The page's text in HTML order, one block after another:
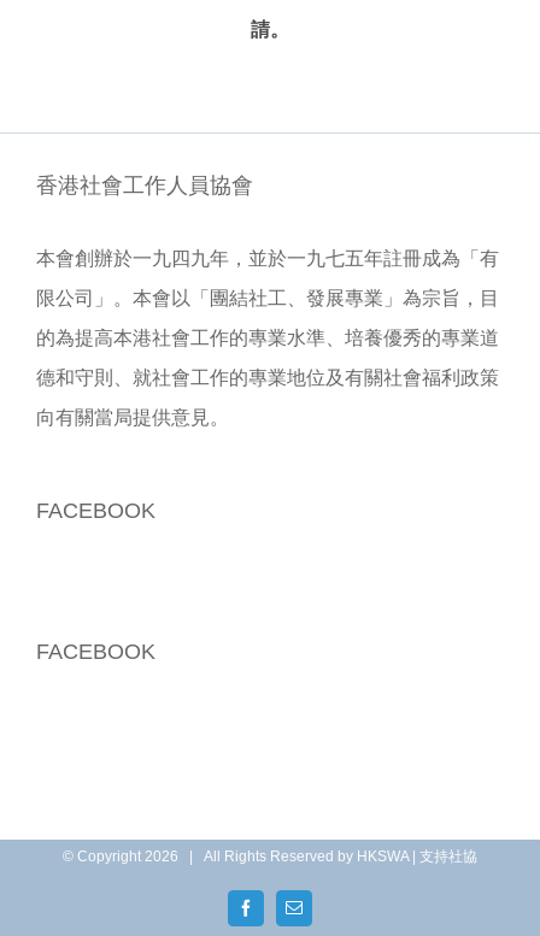
請。
香港社會工作人員協會
本會創辦於一九四九年，並於一九七五年註冊成為「有
限公司」。本會以「團結社工、發展專業」為宗旨，目
的為提高本港社會工作的專業水準、培養優秀的專業道
德和守則、就社會工作的專業地位及有關社會福利政策
向有關當局提供意見。
FACEBOOK
FACEBOOK
© Copyright 2026 | All Rights Reserved by HKSWA | 支持社協
FacebookEmail